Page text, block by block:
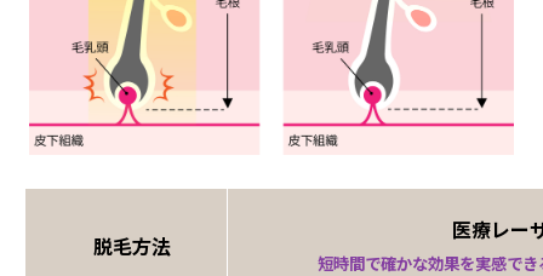
脱毛方法
医療レー
短時間で確かな効果を実感で